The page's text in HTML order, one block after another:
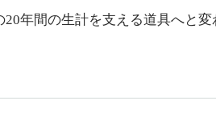
年間の生計を支える道具へと変